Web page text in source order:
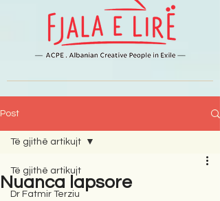
Post
Të gjithë artikujt
Dr Fatmir Terziu
Të gjithë artikujt
Nuanca lapsore